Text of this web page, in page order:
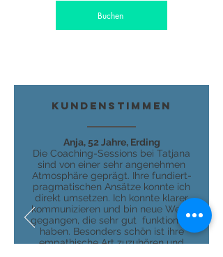
Buchen
KundenStimmen
Anja, 52 Jahre, Erding
Die Coaching-Sessions bei Tatjana
sind von einer sehr angenehmen
Atmosphäre geprägt. Ihre fundiert-
pragmatischen Ansätze konnte ich
direkt umsetzen. Ich konnte klarer
kommunizieren und bin neue Wege
gegangen, die sehr gut funktioniert
haben. Besonders schön ist ihre
empathische Art zuzuhören und